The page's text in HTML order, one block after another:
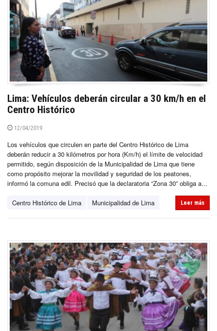
Lima: Vehículos deberán circular a 30 km/h en el
Centro Histórico
12/04/2019
Los vehículos que circulen en parte del Centro Histórico de Lima
deberán reducir a 30 kilómetros por hora (Km/h) el límite de velocidad
permitido, según disposición de la Municipalidad de Lima que tiene
como propósito mejorar la movilidad y seguridad de los peatones,
informó la comuna edil. Precisó que la declaratoria “Zona 30” obliga a...
Centro Histórico de Lima Municipalidad de Lima Leer más